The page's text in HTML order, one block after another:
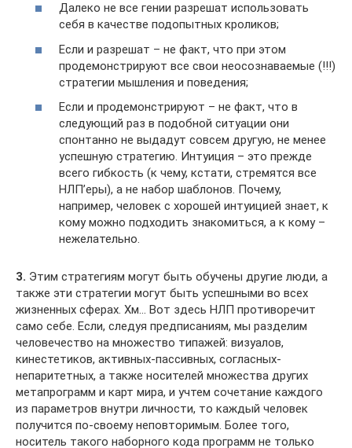
Далеко не все гении разрешат использовать
себя в качестве подопытных кроликов;
Если и разрешат – не факт, что при этом
продемонстрируют все свои неосознаваемые (!!!)
стратегии мышления и поведения;
Если и продемонстрируют – не факт, что в
следующий раз в подобной ситуации они
спонтанно не выдадут совсем другую, не менее
успешную стратегию. Интуиция – это прежде
всего гибкость (к чему, кстати, стремятся все
НЛП’еры), а не набор шаблонов. Почему,
например, человек с хорошей интуицией знает, к
кому можно подходить знакомиться, а к кому –
нежелательно.
3. Этим стратегиям могут быть обучены другие люди, а
также эти стратегии могут быть успешными во всех
жизненных сферах. Хм… Вот здесь НЛП противоречит
само себе. Если, следуя предписаниям, мы разделим
человечество на множество типажей: визуалов,
кинестетиков, активных-пассивных, согласных-
непаритетных, а также носителей множества других
метапрограмм и карт мира, и учтем сочетание каждого
из параметров внутри личности, то каждый человек
получится по-своему неповторимым. Более того,
носитель такого наборного кода программ не только